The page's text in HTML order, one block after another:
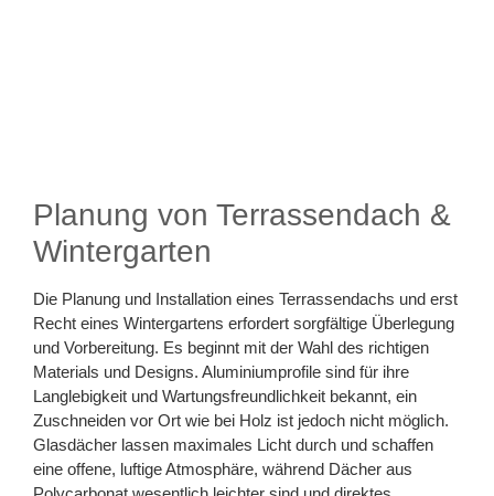
Planung von Terrassendach &
Wintergarten
Die Planung und Installation eines Terrassendachs und erst
Recht eines Wintergartens erfordert sorgfältige Überlegung
und Vorbereitung. Es beginnt mit der Wahl des richtigen
Materials und Designs. Aluminiumprofile sind für ihre
Langlebigkeit und Wartungsfreundlichkeit bekannt, ein
Zuschneiden vor Ort wie bei Holz ist jedoch nicht möglich.
Glasdächer lassen maximales Licht durch und schaffen
eine offene, luftige Atmosphäre, während Dächer aus